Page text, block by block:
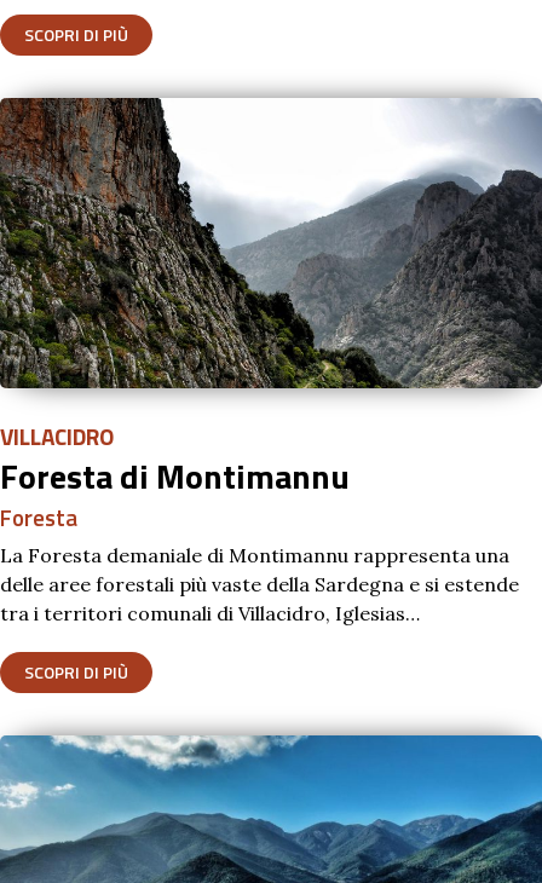
SCOPRI DI PIÙ
VILLACIDRO
Foresta di Montimannu
Foresta
La Foresta demaniale di Montimannu rappresenta una
delle aree forestali più vaste della Sardegna e si estende
tra i territori comunali di Villacidro, Iglesias…
SCOPRI DI PIÙ